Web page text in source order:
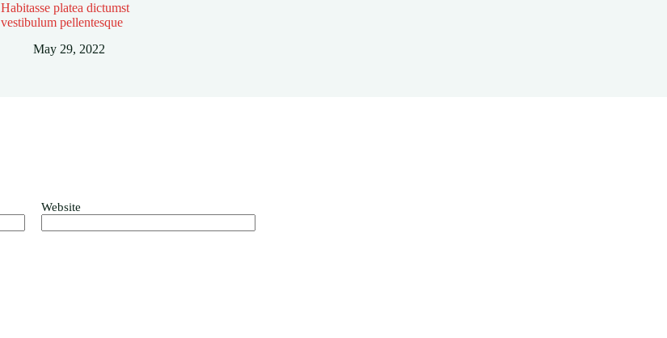
Habitasse platea dictumst
vestibulum pellentesque
May 29, 2022
Website